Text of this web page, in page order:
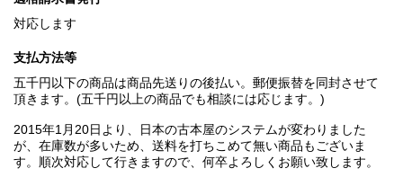
対応します
支払方法等
五千円以下の商品は商品先送りの後払い。郵便振替を同封させて
頂きます。(五千円以上の商品でも相談には応じます。)
2015年1月20日より、日本の古本屋のシステムが変わりました
が、在庫数が多いため、送料を打ちこめて無い商品もございま
す。順次対応して行きますので、何卒よろしくお願い致します。